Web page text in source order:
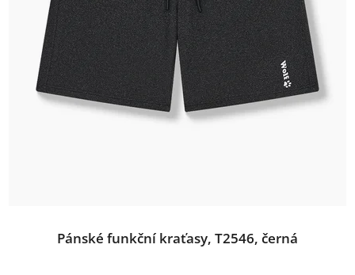
Pánské funkční kraťasy, T2546, černá